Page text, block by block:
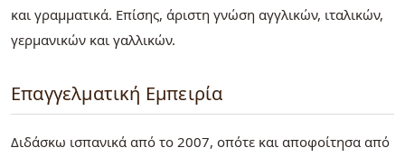
και γραμματικά. Επίσης, άριστη γνώση αγγλικών, ιταλικών,
γερμανικών και γαλλικών.
Επαγγελματική Εμπειρία
Διδάσκω ισπανικά από το 2007, οπότε και αποφοίτησα από